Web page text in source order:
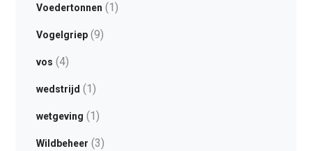
Voedertonnen (1)
Vogelgriep(9)
vos (4)
wedstrijd (1)
wetgeving (1)
Wildbeheer (3)